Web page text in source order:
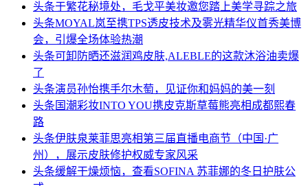
头条于繁花秘境处，毛戈平美妆邀您踏上美学寻踪之旅
头条MOYAL岚至携TPS透皮技术及雾光精华仪首秀美博
会，引爆全场体验热潮
头条可卸防晒还滋润鸡皮肤,ALEBLE的这款沐浴油卖爆
了
头条演员孙怡携手尔木萄，见证你和妈妈的美一刻
头条 国潮彩妆INTO YOU携皮克斯草莓熊亮相成都熙春
路
头条伊肤泉莱菲思亮相第三届直播电商节（中国·广
州），展示皮肤修护权威专家风采
头条缓解干燥烦恼，查看SOFINA 苏菲娜的冬日护肤公